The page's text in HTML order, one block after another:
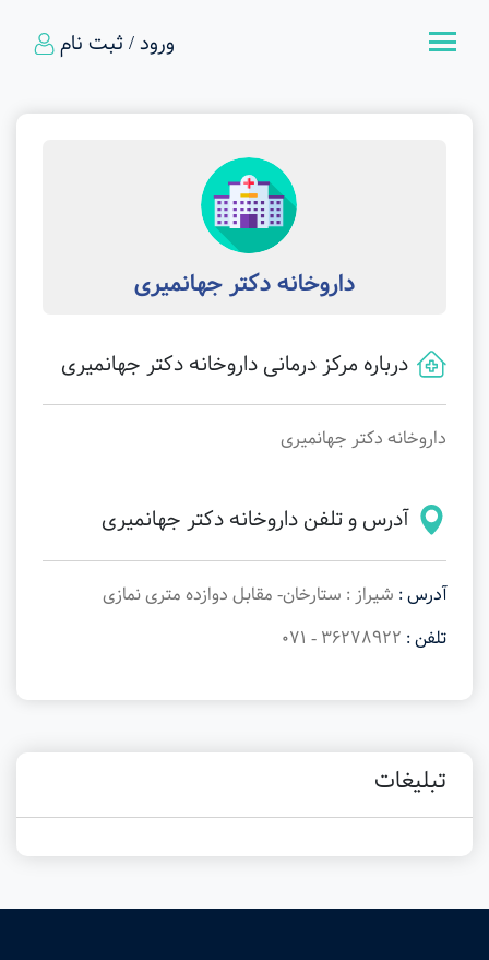
ورود / ثبت نام
داروخانه دکتر جهانمیری
درباره مرکز درمانی داروخانه دکتر جهانمیری
داروخانه دکتر جهانمیری
آدرس و تلفن داروخانه دکتر جهانمیری
آدرس : شیراز : ستارخان- مقابل دوازده متری نمازی
تلفن :
تبلیغات